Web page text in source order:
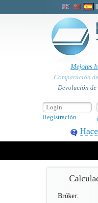
Mejores
Comparación
Devolución de
Registración
Bróker: